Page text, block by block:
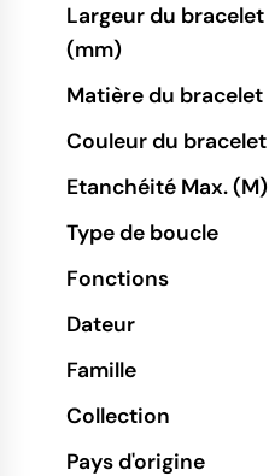
Largeur du bracelet
(mm)
Matière du bracelet
Couleur du bracelet
Etanchéité Max. (M)
Type de boucle
Fonctions
Dateur
Famille
Collection
Pays d'origine